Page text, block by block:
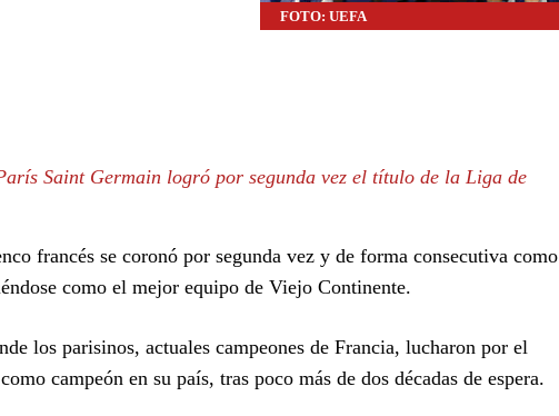
FOTO: UEFA
Saint Germain logró por segunda vez el título de la Liga de
francés se coronó por segunda vez y de forma consecutiva como
como el mejor equipo de Viejo Continente.
los parisinos, actuales campeones de Francia, lucharon por el
campeón en su país, tras poco más de dos décadas de espera.